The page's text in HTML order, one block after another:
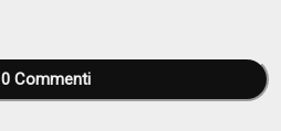
0Commenti